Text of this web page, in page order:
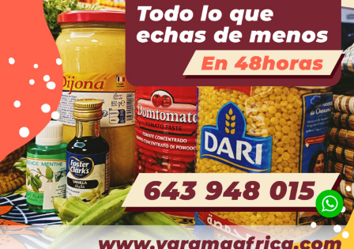
Sirope de jengibre. ZENA.
6,00€
Caramelo de Jengibre.
BEGUE
7,00€